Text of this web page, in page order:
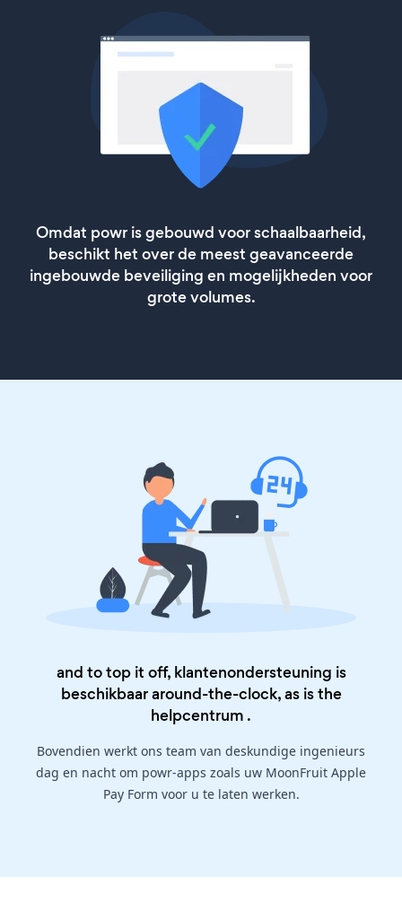
Omdat powr is gebouwd voor schaalbaarheid,
beschikt het over de meest geavanceerde
ingebouwde beveiliging en mogelijkheden voor
grote volumes.
and to top it off, klantenondersteuning is
beschikbaar around-the-clock, as is the
helpcentrum .
Bovendien werkt ons team van deskundige ingenieurs
dag en nacht om powr-apps zoals uw MoonFruit Apple
Pay Form voor u te laten werken.